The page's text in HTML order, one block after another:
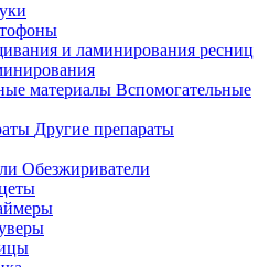
и ламинирования ресниц
Вспомогательные
Другие препараты
Обезжириватели